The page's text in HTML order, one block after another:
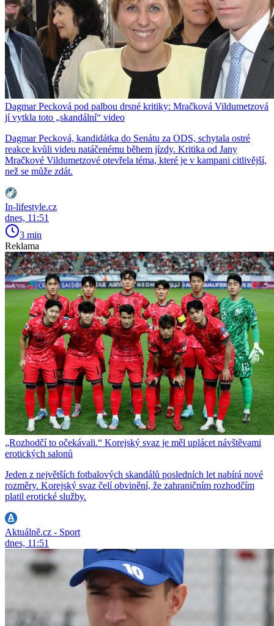
Dagmar Pecková pod palbou drsné kritiky: Mračková Vildumetzová
jí vytkla toto „skandální“ video
Dagmar Pecková, kandidátka do Senátu za ODS, schytala ostré
reakce kvůli videu natáčenému během jízdy. Kritika od Jany
Mračkové Vildumetzové otevřela téma, které je v kampani citlivější,
než se může zdát.
In-lifestyle.cz
dnes, 11:51
3 min
Reklama
„Rozhodčí to očekávali.“ Korejský svaz je měl uplácet návštěvami
erotických salonů
Jeden z největších fotbalových skandálů posledních let nabírá nové
rozměry. Korejský svaz čelí obvinění, že zahraničním rozhodčím
platil erotické služby.
Aktuálně.cz - Sport
dnes, 11:51